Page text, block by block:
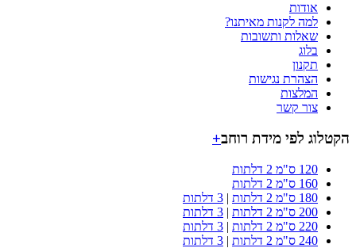
אודות
למה לקנות מאיתנו?
שאלות ותשובות
בלוג
תקנון
הצהרת נגישות
המלצות
צור קשר
לפי מידת רוחב +
120 ס"מ 2 דלתות
160 ס"מ 2 דלתות
180 ס"מ 2 דלתות
|3 דלתות
200 ס"מ 2 דלתות
|3 דלתות
220 ס"מ 2 דלתות
|3 דלתות
240 ס"מ 2 דלתות
|3 דלתות